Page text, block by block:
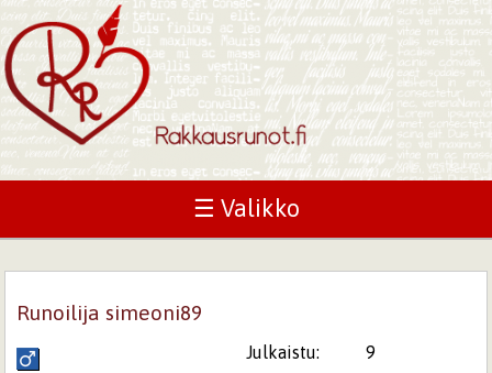
☰ Valikko
Runoilija simeoni89
Julkaistu:
9